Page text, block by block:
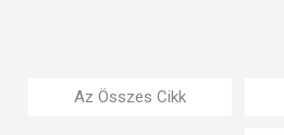
Az Összes Cikk